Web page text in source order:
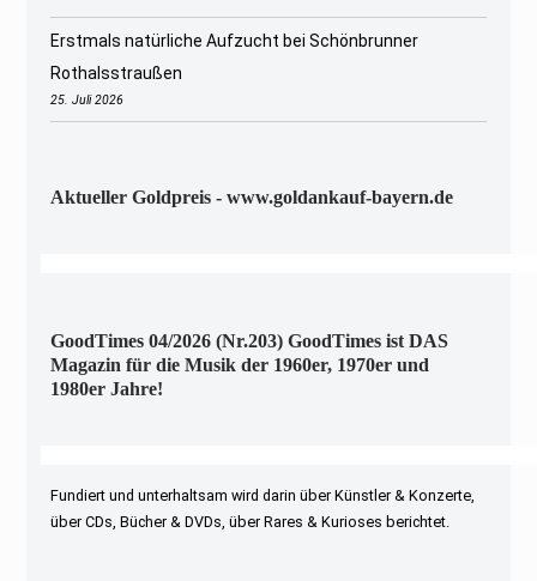
Erstmals natürliche Aufzucht bei Schönbrunner
Rothalsstraußen
25. Juli 2026
Aktueller Goldpreis - www.goldankauf-bayern.de
GoodTimes 04/2026 (Nr.203) GoodTimes ist DAS
Magazin für die Musik der 1960er, 1970er und
1980er Jahre!
Fundiert und unterhaltsam wird darin über Künstler & Konzerte,
über CDs, Bücher & DVDs, über Rares & Kurioses berichtet.